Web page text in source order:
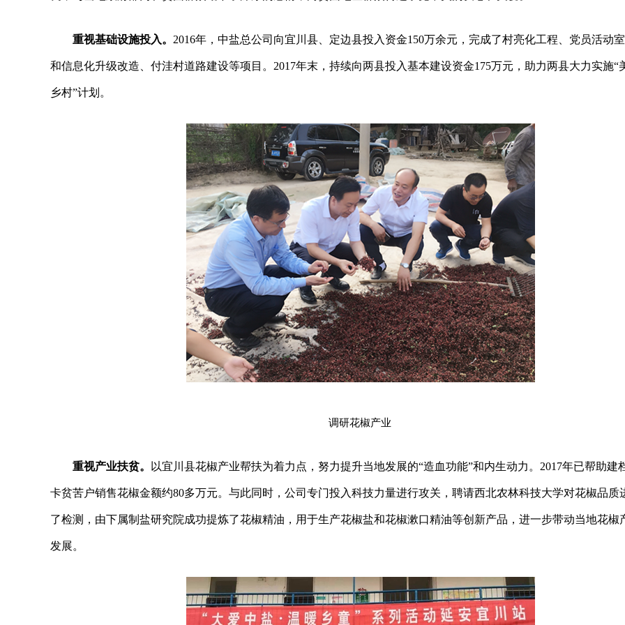
重视基础设施投入。 2016年，中盐总公司向宜川县、定边县投入资金150万余元，完成了村亮化工程、党员活动
和信息化升级改造、付洼村道路建设等项目。2017年末，持续向两县投入基本建设资金175万元，助力两县大力实施“
乡村”计划。
调研花椒产业
重视产业扶贫。 以宜川县花椒产业帮扶为着力点，努力提升当地发展的“造血功能”和内生动力。2017年已帮助建
卡贫苦户销售花椒金额约80多万元。与此同时，公司专门投入科技力量进行攻关，聘请西北农林科技大学对花椒品质
了检测，由下属制盐研究院成功提炼了花椒精油，用于生产花椒盐和花椒漱口精油等创新产品，进一步带动当地花椒
发展。